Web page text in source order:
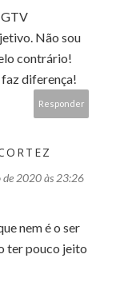
Não sou
contrário!
diferença!
Responder
de 2020 às 23:26
nem é o ser
ter pouco jeito